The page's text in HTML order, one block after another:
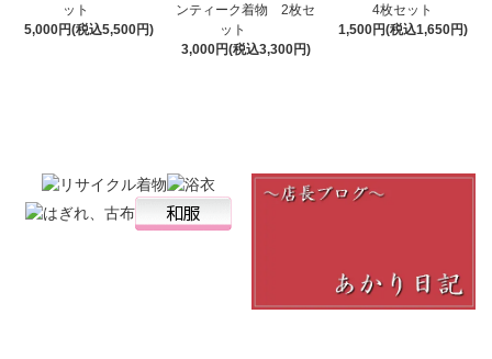
ット
5,000円(税込5,500円)
ンティーク着物 2枚セ
ット
3,000円(税込3,300円)
4枚セット
1,500円(税込1,650円)